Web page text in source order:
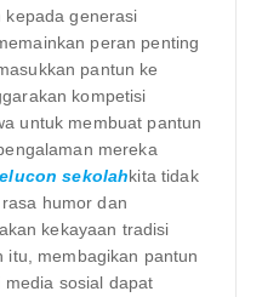
kepada generasi
peran penting
pantun ke
kompetisi
untuk membuat pantun
mereka
sekolahkita tidak
humor dan
kekayaan tradisi
itu, membagikan pantun
sosial dapat